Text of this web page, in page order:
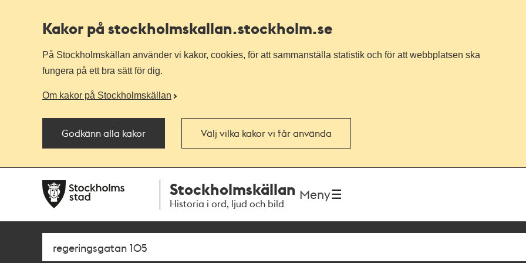
Kakor på stockholmskallan.stockholm.se
På Stockholmskällan använder vi kakor, cookies, för att sammanställa statistik och för att webbplatsen ska
fungera på ett bra sätt för dig.
Om kakor på Stockholmskällan
Godkänn alla kakor Välj vilka kakor vi får använda
navigationen
huvudinnehållet
Stockholmskällan
Historia i ord, ljud och bild
Meny
Sök